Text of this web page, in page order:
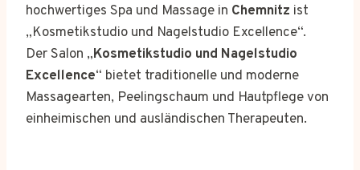
hochwertiges Spa und Massage in Chemnitz ist
„Kosmetikstudio und Nagelstudio Excellence“.
Der Salon „Kosmetikstudio und Nagelstudio
Excellence“ bietet traditionelle und moderne
Massagearten, Peelingschaum und Hautpflege von
einheimischen und ausländischen Therapeuten.